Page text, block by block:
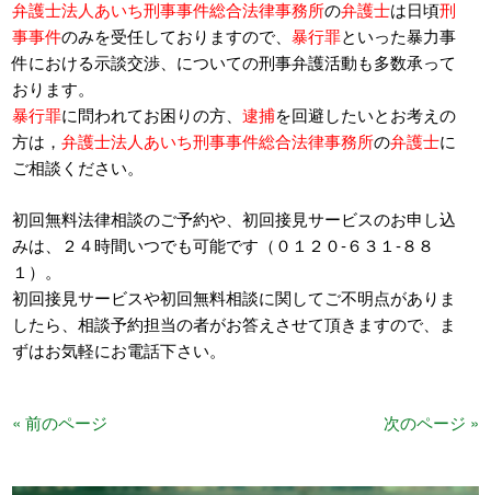
弁護士法人あいち刑事事件総合法律事務所の弁護士は日頃刑
事事件のみを受任しておりますので、暴行罪といった暴力事
件における示談交渉、についての刑事弁護活動も多数承って
おります。
暴行罪に問われてお困りの方、逮捕を回避したいとお考えの
方は，弁護士法人あいち刑事事件総合法律事務所の弁護士に
ご相談ください。
初回無料法律相談のご予約や、初回接見サービスのお申し込
みは、２４時間いつでも可能です（０１２０‐６３１‐８８
１）。
初回接見サービスや初回無料相談に関してご不明点がありま
したら、相談予約担当の者がお答えさせて頂きますので、ま
ずはお気軽にお電話下さい。
« 前のページ 次のページ »